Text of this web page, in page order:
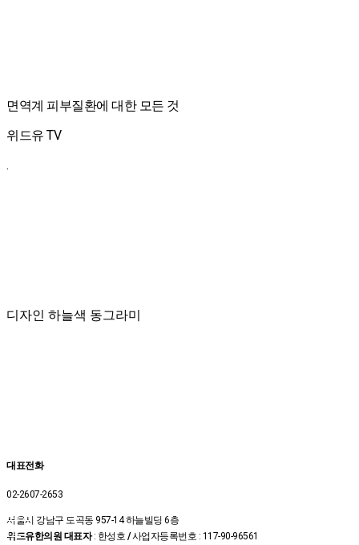
면역계 피부질환에 대한 모든 것
위드유 TV
.
디자인 하늘색 동그라미
대표전화
02-2607-2653
서울시 강남구 도곡동 957-14 하늘빌딩 6층
위드유한의원 대표자: 한성호 /사업자등록번호 : 117-90-96561
온라인
예약